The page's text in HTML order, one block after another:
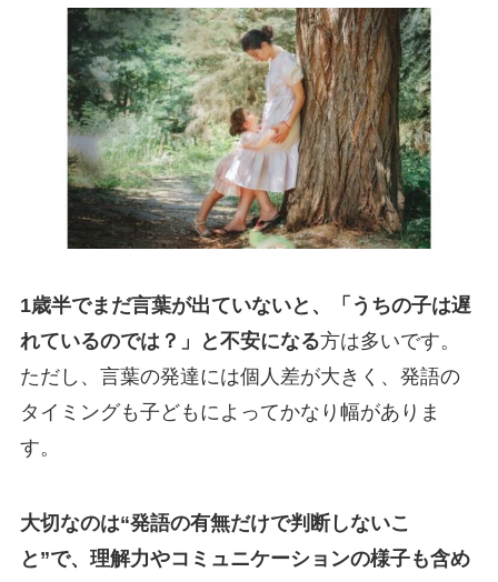
1歳半でまだ言葉が出ていないと、「うちの子は遅
れているのでは？」と不安になる方は多いです。
ただし、言葉の発達には個人差が大きく、発語の
タイミングも子どもによってかなり幅がありま
す。
大切なのは“発語の有無だけで判断しないこ
と”で、理解力やコミュニケーションの様子も含め